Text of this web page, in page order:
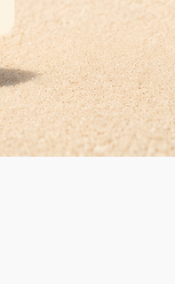
Disponibile in 14 gg
6.800,00 €